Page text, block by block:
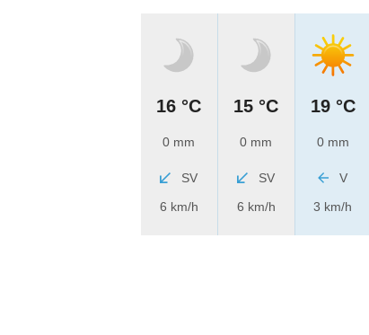
16 °C
0 mm
SV
6 km/h
15 °C
0 mm
SV
6 km/h
19 °C
0 mm
V
3 km/h